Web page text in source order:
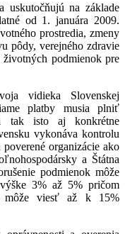
uskutočňujú na základe
od 1. januára 2009.
prostredia, zmeny
pôdy, verejného zdravie
podmienok pre
vidieka Slovenskej
platby musia plniť
a tak isto aj konkrétne
vykonáva kontrolu
organizácie ako
a Štátna
podmienok môže
3% až 5% pričom
môže viesť až k 15%